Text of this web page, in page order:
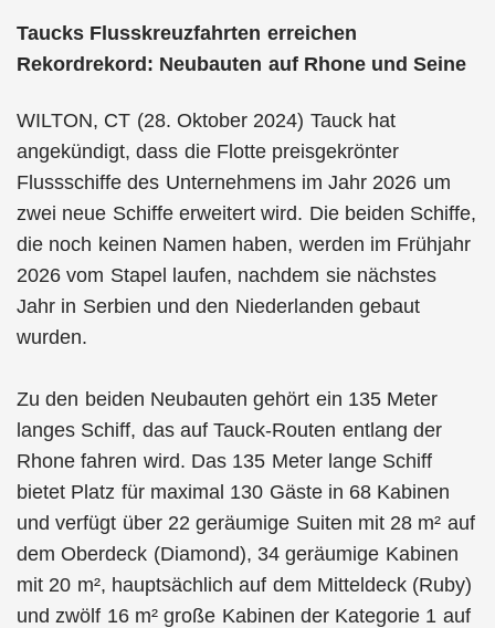
Taucks Flusskreuzfahrten erreichen
Rekordrekord: Neubauten auf Rhone und Seine
WILTON, CT (28. Oktober 2024) Tauck hat
angekündigt, dass die Flotte preisgekrönter
Flussschiffe des Unternehmens im Jahr 2026 um
zwei neue Schiffe erweitert wird. Die beiden Schiffe,
die noch keinen Namen haben, werden im Frühjahr
2026 vom Stapel laufen, nachdem sie nächstes
Jahr in Serbien und den Niederlanden gebaut
wurden.
Zu den beiden Neubauten gehört ein 135 Meter
langes Schiff, das auf Tauck-Routen entlang der
Rhone fahren wird. Das 135 Meter lange Schiff
bietet Platz für maximal 130 Gäste in 68 Kabinen
und verfügt über 22 geräumige Suiten mit 28 m² auf
dem Oberdeck (Diamond), 34 geräumige Kabinen
mit 20 m², hauptsächlich auf dem Mitteldeck (Ruby)
und zwölf 16 m² große Kabinen der Kategorie 1 auf